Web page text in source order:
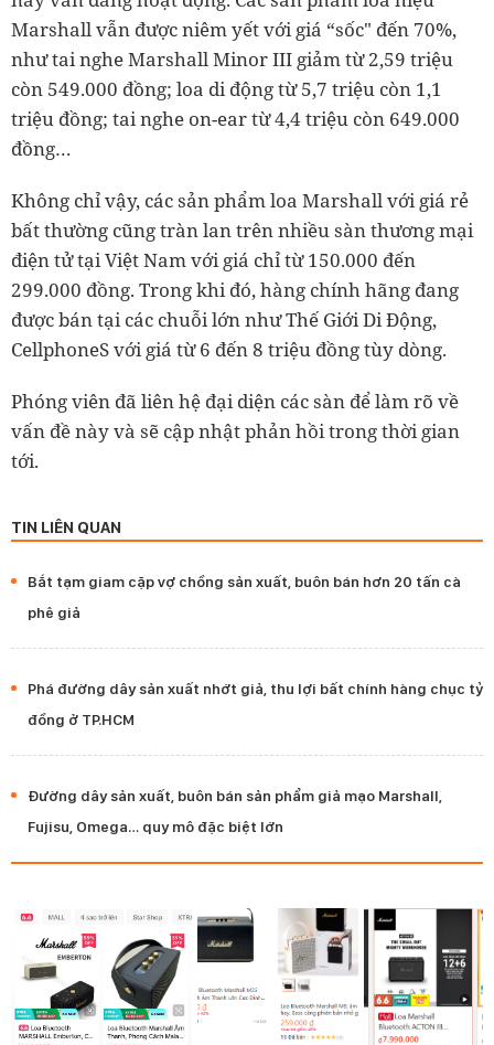
Marshall vẫn được niêm yết với giá “sốc" đến 70%,
như tai nghe Marshall Minor III giảm từ 2,59 triệu
còn 549.000 đồng; loa di động từ 5,7 triệu còn 1,1
triệu đồng; tai nghe on-ear từ 4,4 triệu còn 649.000
đồng…
Không chỉ vậy, các sản phẩm loa Marshall với giá rẻ
bất thường cũng tràn lan trên nhiều sàn thương mại
điện tử tại Việt Nam với giá chỉ từ 150.000 đến
299.000 đồng. Trong khi đó, hàng chính hãng đang
được bán tại các chuỗi lớn như Thế Giới Di Động,
CellphoneS với giá từ 6 đến 8 triệu đồng tùy dòng.
Phóng viên đã liên hệ đại diện các sàn để làm rõ về
vấn đề này và sẽ cập nhật phản hồi trong thời gian
tới.
TIN LIÊN QUAN
Bắt tạm giam cặp vợ chồng sản xuất, buôn bán hơn 20 tấn cà
phê giả
Phá đường dây sản xuất nhớt giả, thu lợi bất chính hàng chục tỷ
đồng ở TP.HCM
Đường dây sản xuất, buôn bán sản phẩm giả mạo Marshall,
Fujisu, Omega… quy mô đặc biệt lớn